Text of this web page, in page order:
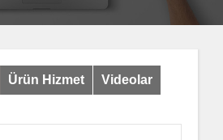
Ürün Hizmet Videolar